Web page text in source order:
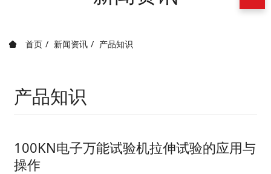
首页 新闻资讯 产品知识
产品知识
100KN电子万能试验机拉伸试验的应用与
操作